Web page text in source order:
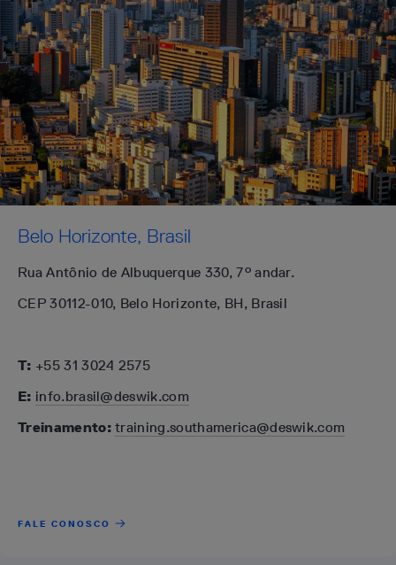
Belo Horizonte, Brasil
Rua Antônio de Albuquerque 330, 7° andar.
CEP 30112-010, Belo Horizonte, BH, Brasil
T: +55 31 3024 2575
E: info.brasil@deswik.com
Treinamento:training.southamerica@deswik.com
FALE CONOSCO